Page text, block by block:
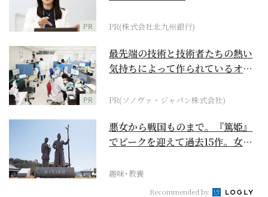
PR PR(株式会社北九州銀行)
PR
最先端の技術と技術者たちの熱い
気持ちによって作られているオー
PR(ソノヴァ・ジャパン株式会社)
悪女から戦国ものまで。『篤姫』
でピークを迎えて過去15作。女性
趣味･教養
Recommended by